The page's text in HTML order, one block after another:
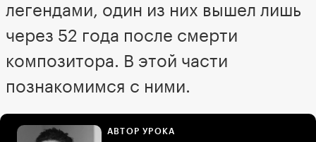
легендами, один из них вышел лишь
через 52 года после смерти
композитора. В этой части
познакомимся с ними.
АВТОР УРОКА